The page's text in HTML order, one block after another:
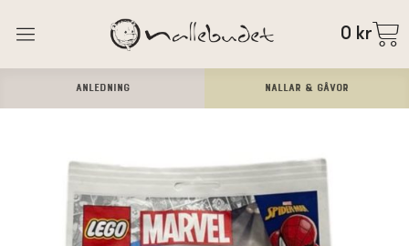
0 kr
ANLEDNING Nallar & Gåvor